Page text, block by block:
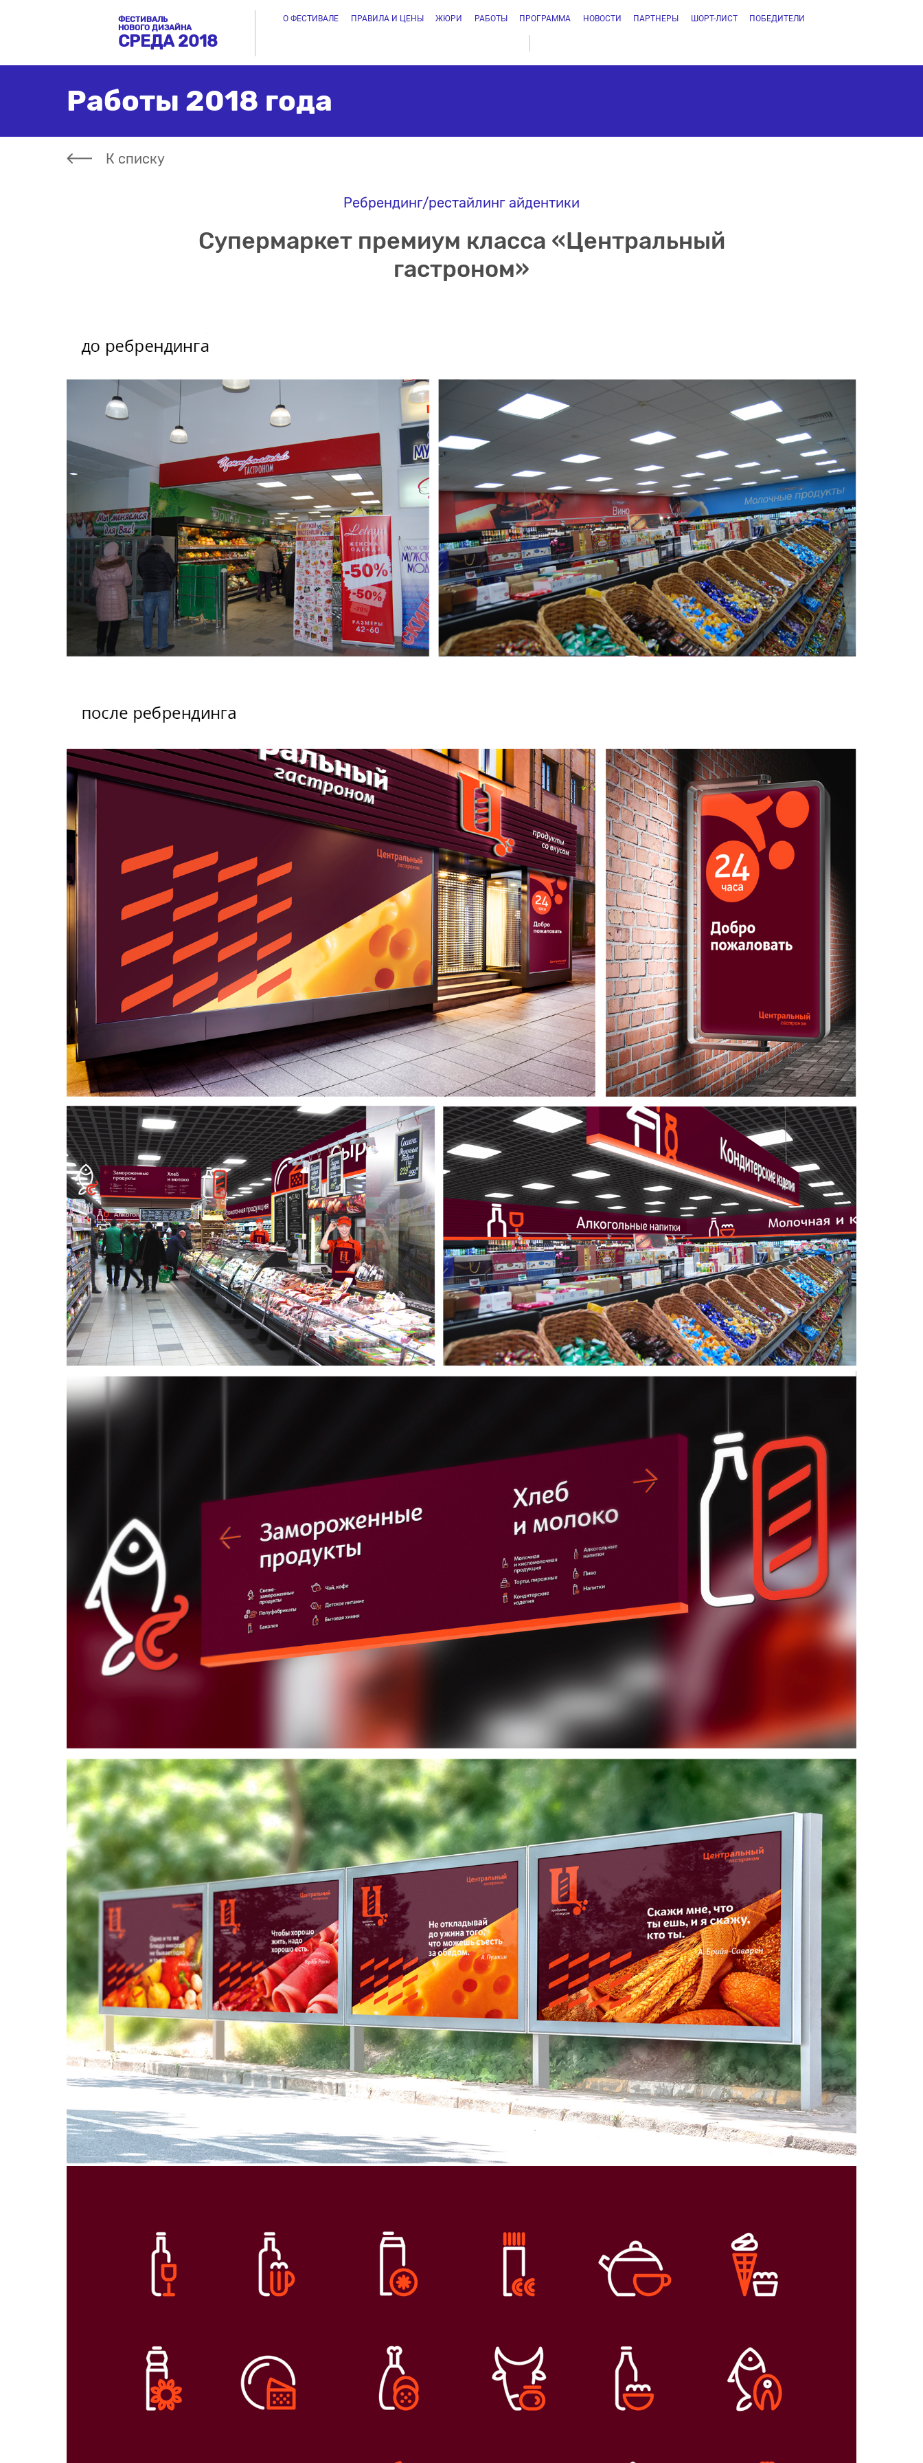
ФЕСТИВАЛЬ
НОВОГО ДИЗАЙНА
СРЕДА 2018
О ФЕСТИВАЛЕ ПРАВИЛА И ЦЕНЫ ЖЮРИ РАБОТЫ ПРОГРАММА НОВОСТИ ПАРТНЕРЫ ШОРТ-ЛИСТ ПОБЕДИТЕЛИ
Работы 2018 года
К списку
Ребрендинг/рестайлинг айдентики
Супермаркет премиум класса «Центральный
гастроном»